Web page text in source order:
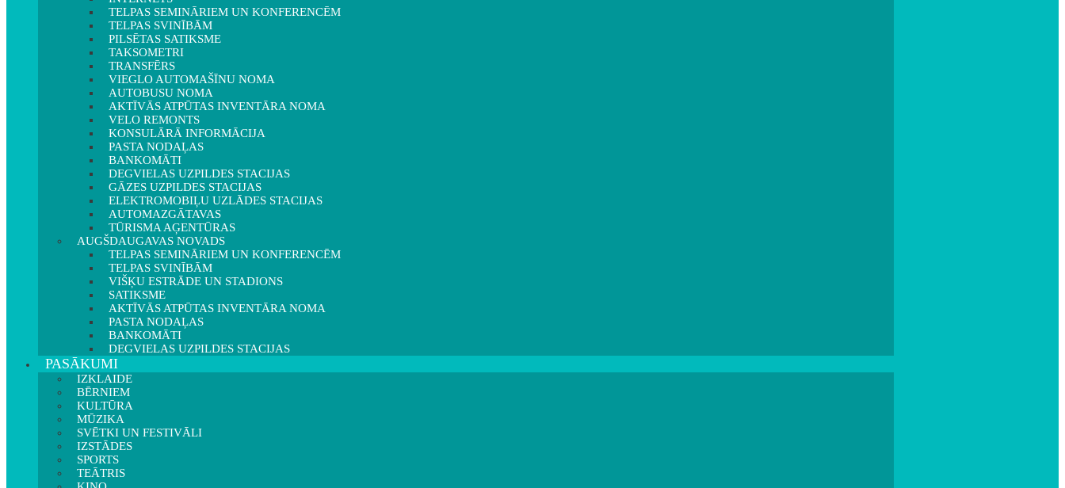
TELPAS SEMINĀRIEM UN KONFERENCĒM
TELPAS SVINĪBĀM
PILSĒTAS SATIKSME
TAKSOMETRI
TRANSFĒRS
VIEGLO AUTOMAŠĪNU NOMA
AUTOBUSU NOMA
AKTĪVĀS ATPŪTAS INVENTĀRA NOMA
VELO REMONTS
KONSULĀRĀ INFORMĀCIJA
PASTA NODAĻAS
BANKOMĀTI
DEGVIELAS UZPILDES STACIJAS
GĀZES UZPILDES STACIJAS
ELEKTROMOBIĻU UZLĀDES STACIJAS
AUTOMAZGĀTAVAS
TŪRISMA AĢENTŪRAS
AUGŠDAUGAVAS NOVADS
TELPAS SEMINĀRIEM UN KONFERENCĒM
TELPAS SVINĪBĀM
VIŠĶU ESTRĀDE UN STADIONS
SATIKSME
AKTĪVĀS ATPŪTAS INVENTĀRA NOMA
PASTA NODAĻAS
BANKOMĀTI
DEGVIELAS UZPILDES STACIJAS
PASĀKUMI
IZKLAIDE
BĒRNIEM
KULTŪRA
MŪZIKA
SVĒTKI UN FESTIVĀLI
IZSTĀDES
SPORTS
TEĀTRIS